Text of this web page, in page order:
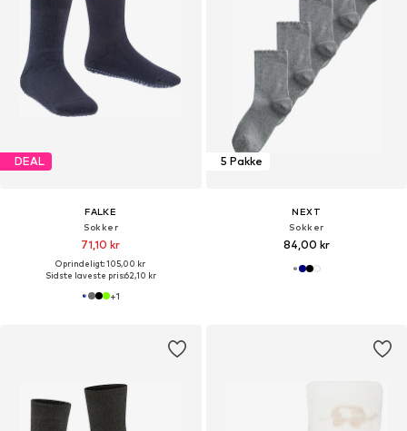
DEAL
FALKE
Sokker
71,10 kr
Oprindeligt: 105,00 kr
Sidste laveste pris:62,10 kr
+1
5 Pakke
NEXT
Sokker
84,00 kr